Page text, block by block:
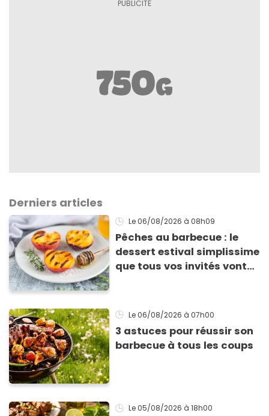
Derniers articles
Le 06/08/2026 à 08h09
Pêches au barbecue : le
dessert estival simplissime
que tous vos invités vont
Le 06/08/2026 à 07h00
3 astuces pour réussir son
barbecue à tous les coups
Le 05/08/2026 à 18h00